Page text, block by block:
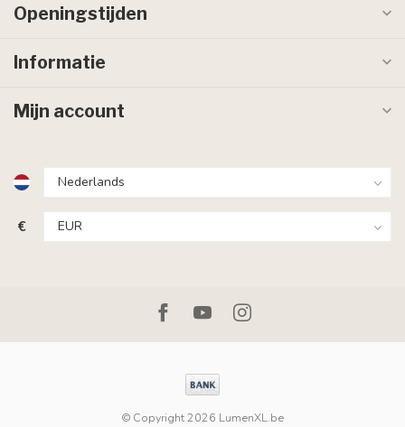
Openingstijden
Informatie
Mijn account
€
© Copyright 2026 LumenXL.be